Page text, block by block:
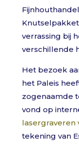
Knutselpakket
verrassing bij
verschillende
Het bezoek
het Paleis
zogenaamde
vond op
lasergraveren
tekening van